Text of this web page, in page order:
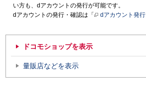
い方も、dアカウントの発行が可能です。
dアカウントの発行・確認は「
dアカウント発行
ドコモショップを表示
量販店などを表示